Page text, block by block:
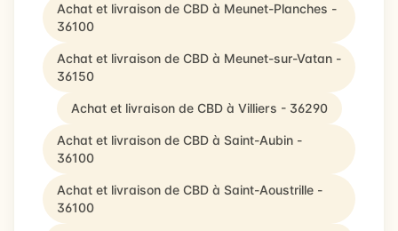
Achat et livraison de CBD à Meunet-Planches -
36100
Achat et livraison de CBD à Meunet-sur-Vatan -
36150
Achat et livraison de CBD à Villiers - 36290
Achat et livraison de CBD à Saint-Aubin -
36100
Achat et livraison de CBD à Saint-Aoustrille -
36100